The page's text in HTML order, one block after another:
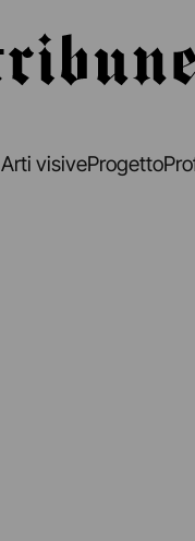
Arti visiveProgetto